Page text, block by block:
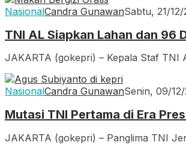
NasionalCandra GunawanSabtu, 21/
TNI AL Siapkan Lahan dan 96
JAKARTA (gokepri) – Kepala Staf TNI
NasionalCandra GunawanSenin, 09/
Mutasi TNI Pertama di Era
JAKARTA (gokepri) – Panglima TNI